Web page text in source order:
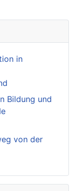
in
Bildung und
von der